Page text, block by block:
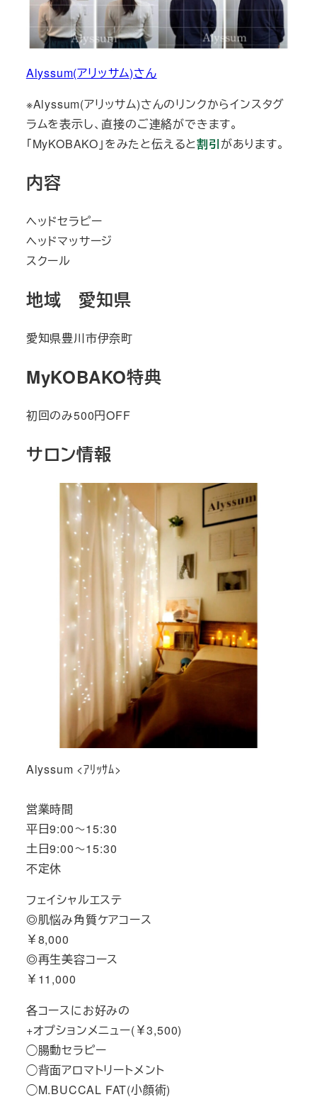
Alyssum(アリッサム)さん
※Alyssum(アリッサム)さんのリンクからインスタグ
ラムを表示し、直接のご連絡ができます。
「MyKOBAKO」をみたと伝えると割引があります。
内容
ヘッドセラピー
ヘッドマッサージ
スクール
地域 愛知県
愛知県豊川市伊奈町
MyKOBAKO特典
初回のみ500円OFF
サロン情報
Alyssum <ｱﾘｯｻﾑ>
営業時間
平日9:00～15:30
土日9:00～15:30
不定休
フェイシャルエステ
◎肌悩み角質ケアコース
￥8,000
◎再生美容コース
￥11,000
各コースにお好みの
+オプションメニュー(￥3,500)
◯腸動セラピー
◯背面アロマトリートメント
◯M.BUCCAL FAT(小顔術)